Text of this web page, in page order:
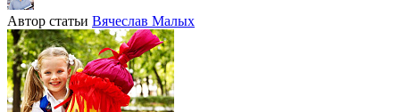
Автор статьи Вячеслав Малых